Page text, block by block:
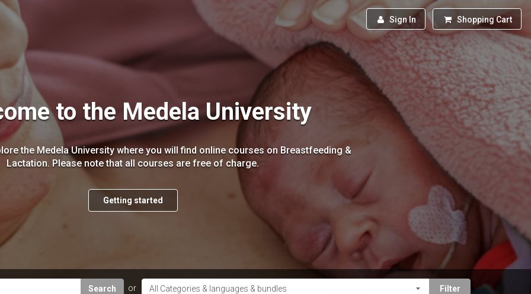
Sign In Shopping Cart
to the Medela University
the Medela University where you will find online courses on Breastfeeding &
Lactation. Please note that all courses are free of charge.
Getting started
Search